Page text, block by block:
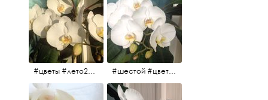
#цветы #лето2017 #седьмойнаподходе #шестой #всегодевять #шестой #цветыцветут #цветы #лето2017 #летнийснег